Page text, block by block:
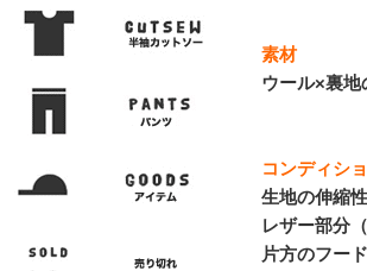
素材
ウール×裏地
コンディシ
生地の伸縮
レザー部分
片方のフー